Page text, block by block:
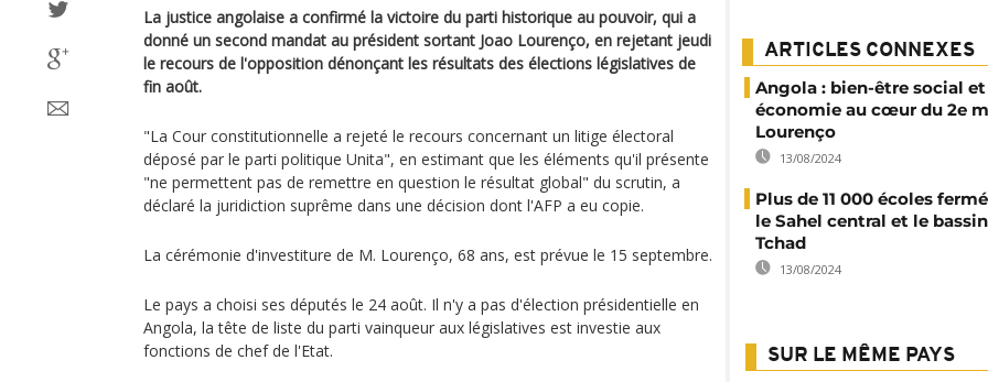
La justice angolaise a confirmé la victoire du parti historique au pouvoir, qui a
donné un second mandat au président sortant Joao Lourenço, en rejetant jeudi
le recours de l'opposition dénonçant les résultats des élections législatives de
fin août.
"La Cour constitutionnelle a rejeté le recours concernant un litige électoral
déposé par le parti politique Unita", en estimant que les éléments qu'il présente
"ne permettent pas de remettre en question le résultat global" du scrutin, a
déclaré la juridiction suprême dans une décision dont l'AFP a eu copie.
La cérémonie d'investiture de M. Lourenço, 68 ans, est prévue le 15 septembre.
Le pays a choisi ses députés le 24 août. Il n'y a pas d'élection présidentielle en
Angola, la tête de liste du parti vainqueur aux législatives est investie aux
fonctions de chef de l'Etat.
ARTICLES CONNEXES
Angola : bien-être social et
économie au cœur du 2e
Lourenço
13/08/2024
Plus de 11 000 écoles
le Sahel central et le
Tchad
13/08/2024
SUR LE MÊME PAYS